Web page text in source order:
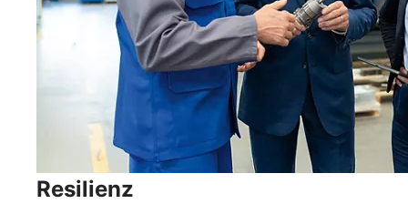
Resilienz